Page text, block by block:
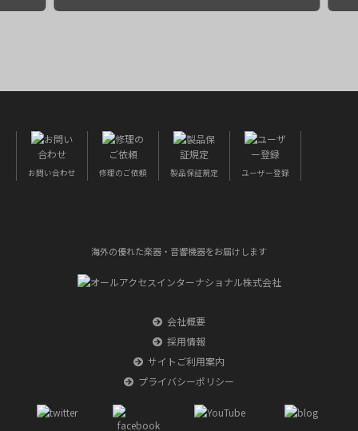
海外の優れた楽器・音響機器をお届けします
会社概要
採用情報
サイトご利用案内
プライバシーポリシー
お問い合わせ 修理のご依頼 製品保証規定 ユーザー登録